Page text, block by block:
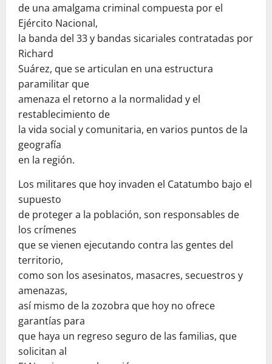
de una amalgama criminal compuesta por el
Ejército Nacional,
la banda del 33 y bandas sicariales contratadas por
Richard
Suárez, que se articulan en una estructura
paramilitar que
amenaza el retorno a la normalidad y el
restablecimiento de
la vida social y comunitaria, en varios puntos de la
geografía
en la región.
Los militares que hoy invaden el Catatumbo bajo el
supuesto
de proteger a la población, son responsables de
los crímenes
que se vienen ejecutando contra las gentes del
territorio,
como son los asesinatos, masacres, secuestros y
amenazas,
así mismo de la zozobra que hoy no ofrece
garantías para
que haya un regreso seguro de las familias, que
solicitan al